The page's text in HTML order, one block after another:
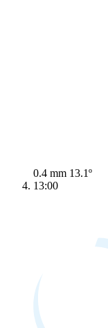
0.4 mm 13.1º
13:00